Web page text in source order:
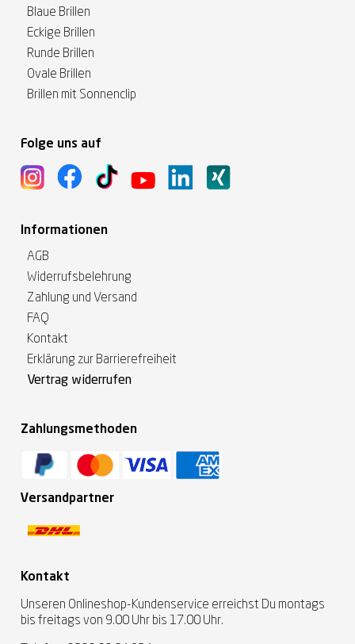
Blaue Brillen
Eckige Brillen
Runde Brillen
Ovale Brillen
Brillen mit Sonnenclip
Folge uns auf
Informationen
AGB
Widerrufsbelehrung
Zahlung und Versand
FAQ
Kontakt
Erklärung zur Barrierefreiheit
Vertrag widerrufen
Zahlungsmethoden
Versandpartner
Kontakt
Unseren Onlineshop-Kundenservice erreichst Du montags
bis freitags von 9.00 Uhr bis 17.00 Uhr.